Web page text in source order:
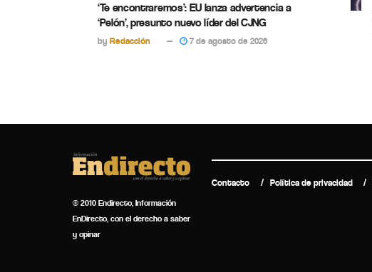
‘Te encontraremos’: EU lanza advertencia a
‘Pelón’, presunto nuevo líder del CJNG
by Redacción 7 de agosto de 2026
© 2010 Endirecto, Información
EnDirecto, con el derecho a saber
y opinar
Contacto Política de privacidad